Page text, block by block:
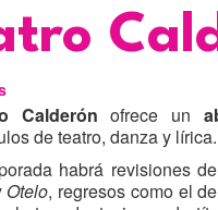
Calderón ofrece un
de teatro, danza y lírica.
habrá revisiones
Otelo, regresos como el